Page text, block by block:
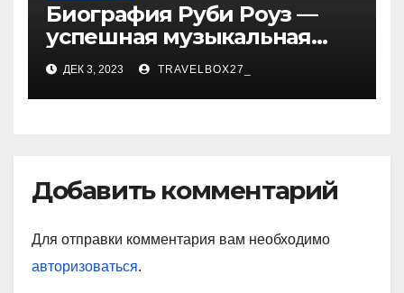
Биография Руби Роуз —
успешная музыкальная
карьера, личная жизнь и
знаковые достижения
ДЕК 3, 2023 TRAVELBOX27_
Добавить комментарий
Для отправки комментария вам необходимо
авторизоваться.